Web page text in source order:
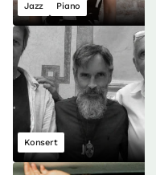
Jazz Piano
Konsert